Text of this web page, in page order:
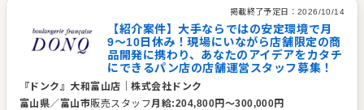
掲載終了予定日： 2026/10/14
【紹介案件】大手ならではの安定環境で月
9〜10日休み！現場にいながら店舗限定の商
品開発に携わり、あなたのアイデアをカタチ
にできるパン店の店舗運営スタッフ募集！
『ドンク』大和富山店 ｜株式会社ドンク
富山県／富山市販売スタッフ月給:204,800円〜300,000円